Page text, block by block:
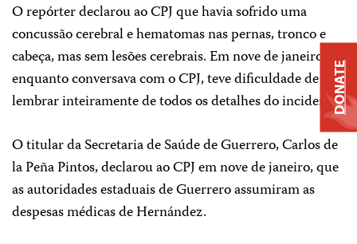
O repórter declarou ao CPJ que havia sofrido uma
concussão cerebral e hematomas nas pernas, tronco e
cabeça, mas sem lesões cerebrais. Em nove de janeiro,
enquanto conversava com o CPJ, teve dificuldade de se
lembrar inteiramente de todos os detalhes do incidente.
O titular da Secretaria de Saúde de Guerrero, Carlos de
la Peña Pintos, declarou ao CPJ em nove de janeiro, que
as autoridades estaduais de Guerrero assumiram as
despesas médicas de Hernández.
DONATE